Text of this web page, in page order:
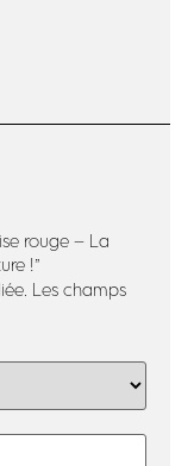
rouge – La
!”
Les champs